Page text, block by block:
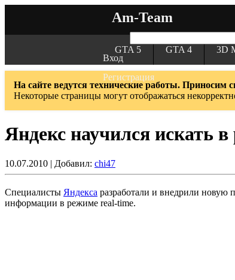
Am-Team
Вход
Регистрация
GTA 5 GTA 4 3D
На сайте ведутся технические работы. Приносим
Некоторые страницы могут отображаться
Яндекс научился искать
10.07.2010 | Добавил: chi47
Специалисты Яндекса разработали и внедрили новую
информации в режиме real-time.